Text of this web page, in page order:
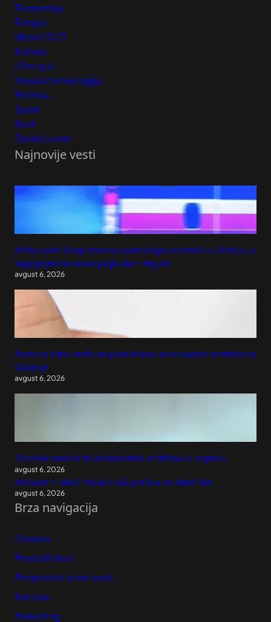
Ekonomija
Evropa
Izbori 2023
Kultura
Lifestyle
Nauka i tehnologija
Politika
Sport
Svet
Zanimljivosti
Najnovije vesti
Državljanin Srbije izazvao saobraćajnu nesreću u Ulcinju, u
kojoj je jedna osoba poginula – Region
avgust 6, 2026
Pasta za zube može da posluži kao neverovatno sredstvo za
čišćenje
avgust 6, 2026
Zelenski smenio tri ambasadora iz država u regionu
avgust 6, 2026
Partizan – Tobol: Valjak traži prečicu do Madrida!
avgust 6, 2026
Brza navigacija
O nama
Predloži Vest
Pretplatite se na vesti
Karijera
Marketing